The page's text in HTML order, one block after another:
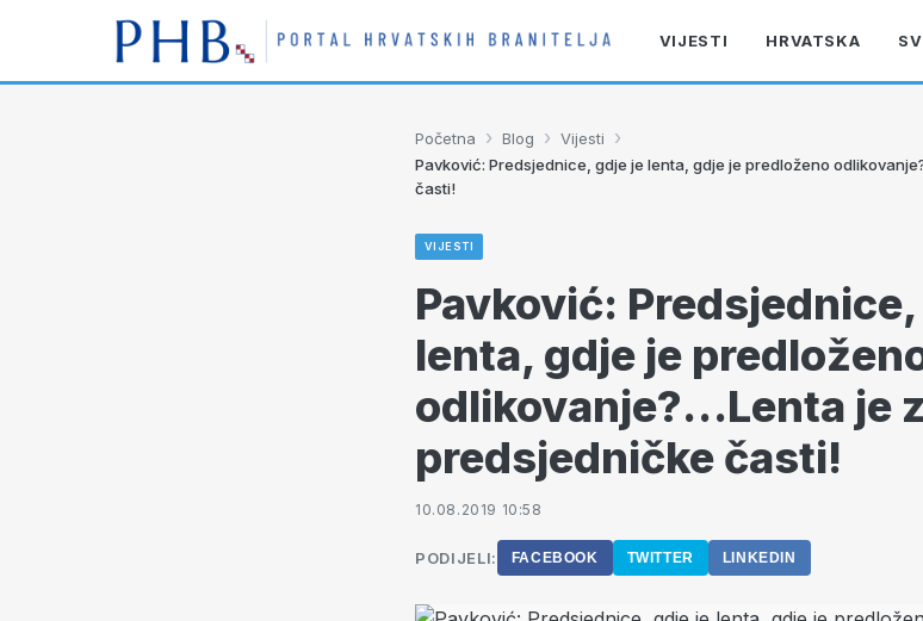
VIJESTI HRVATSKA
Početna › Blog › Vijesti ›
Pavković: Predsjednice, gdje je lenta, gdje je predloženo
časti!
VIJESTI
Pavković:
lenta, gdje je
odlikovanje?…Lenta je
predsjedničke časti!
10.08.2019 10:58
PODIJELI: FACEBOOK TWITTER LINKEDIN